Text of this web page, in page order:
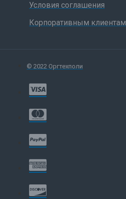
Условия соглашения
Корпоративным клиентам
© 2022 Оргтехполи